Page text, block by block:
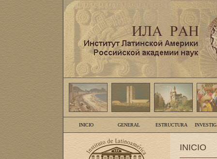
INICIO GENERAL ESTRUCTURA
INICIO